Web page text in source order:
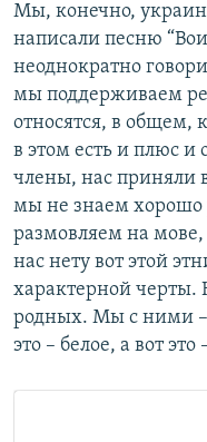
Мы, конечно,
написали песню
неоднократно
мы поддерживаем
относятся, в общем,
в этом есть и плюс
члены, нас приняли
мы не знаем хорошо
размовляем на
нас нету вот этой
характерной
родных. Мы с ними –
это – белое, а вот